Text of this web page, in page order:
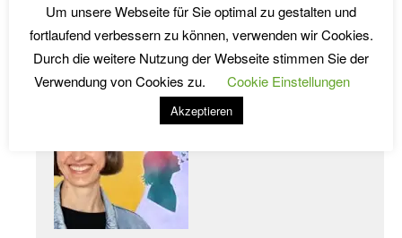
Saskia Worf
Live Online Workshop
Ticket: 29,00€
Um unsere Webseite für Sie optimal zu gestalten und
fortlaufend verbessern zu können, verwenden wir Cookies.
Durch die weitere Nutzung der Webseite stimmen Sie der
Verwendung von Cookies zu.
Cookie Einstellungen
Akzeptieren